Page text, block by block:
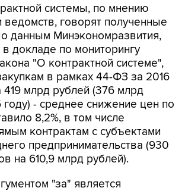
системы, по мнению
ведомств, говорят полученные
данным Минэкономразвития,
докладе по мониторингу
"О контрактной системе",
в рамках 44-ФЗ за 2016
419 млрд рублей (376 млрд
году) - среднее снижение цен по
8,2%, в том числе
контрактам с субъектами
предпринимательства (930
на 610,9 млрд рублей).
"за" является